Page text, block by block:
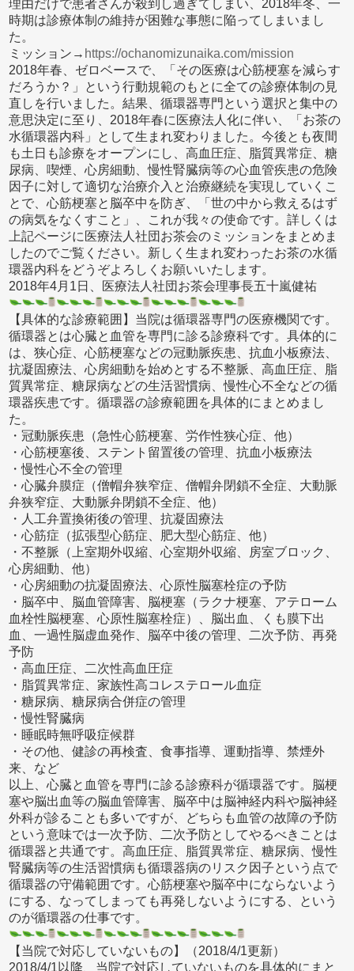
理由だけで患者さんが殺到し過ぎてしまい、2018年冬、一
時期は診療体制の維持が困難な事態に陥ってしまいまし
た。
ミッション→ https://ochanomizunaika.com/mission
2018年春、ゼロベースで、「その医療は心筋梗塞を減らす
だろうか？」という行動規範のもとに全ての診療体制の見
直しを行いました。結果、循環器専門という選択と集中の
意思決定に至り、2018年春に医療法人化に伴い、「お茶の
水循環器内科」として生まれ変わりました。今後とも夜間
も土日も診療をオープンにし、高血圧症、脂質異常症、糖
尿病、喫煙、心房細動、慢性腎臓病等の心血管疾患の危険
因子に対して適切な治療介入と治療継続を実現していくこ
とで、心筋梗塞と脳卒中を防ぎ、「世の中から救えるはず
の病気をなくすこと」、これが我々の使命です。詳しくは
上記ページに医療法人社団お茶会のミッションをまとめま
したのでご覧ください。新しく生まれ変わったお茶の水循
環器内科をどうぞよろしくお願いいたします。
2018年4月1日、医療法人社団お茶会理事長五十嵐健祐
【具体的な診療範囲】当院は循環器専門の医療機関です。
循環器とは心臓と血管を専門に診る診療科です。具体的に
は、狭心症、心筋梗塞などの冠動脈疾患、抗血小板療法、
抗凝固療法、心房細動を始めとする不整脈、高血圧症、脂
質異常症、糖尿病などの生活習慣病、慢性心不全などの循
環器疾患です。循環器の診療範囲を具体的にまとめまし
た。
・冠動脈疾患（急性心筋梗塞、労作性狭心症、他）
・心筋梗塞後、ステント留置後の管理、抗血小板療法
・慢性心不全の管理
・心臓弁膜症（僧帽弁狭窄症、僧帽弁閉鎖不全症、大動脈
弁狭窄症、大動脈弁閉鎖不全症、他）
・人工弁置換術後の管理、抗凝固療法
・心筋症（拡張型心筋症、肥大型心筋症、他）
・不整脈（上室期外収縮、心室期外収縮、房室ブロック、
心房細動、他）
・心房細動の抗凝固療法、心原性脳塞栓症の予防
・脳卒中、脳血管障害、脳梗塞（ラクナ梗塞、アテローム
血栓性脳梗塞、心原性脳塞栓症）、脳出血、くも膜下出
血、一過性脳虚血発作、脳卒中後の管理、二次予防、再発
予防
・高血圧症、二次性高血圧症
・脂質異常症、家族性高コレステロール血症
・糖尿病、糖尿病合併症の管理
・慢性腎臓病
・睡眠時無呼吸症候群
・その他、健診の再検査、食事指導、運動指導、禁煙外
来、など
以上、心臓と血管を専門に診る診療科が循環器です。脳梗
塞や脳出血等の脳血管障害、脳卒中は脳神経内科や脳神経
外科が診ることも多いですが、どちらも血管の故障の予防
という意味では一次予防、二次予防としてやるべきことは
循環器と共通です。高血圧症、脂質異常症、糖尿病、慢性
腎臓病等の生活習慣病も循環器病のリスク因子という点で
循環器の守備範囲です。心筋梗塞や脳卒中にならないよう
にする、なってしまっても再発しないようにする、という
のが循環器の仕事です。
【当院で対応していないもの】（2018/4/1更新）
2018/4/1以降、当院で対応していないものを具体的にまと